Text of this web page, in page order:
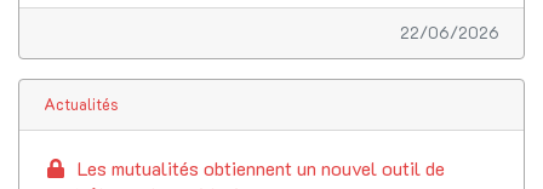
22/06/2026
Actualités
Les mutualités obtiennent un nouvel outil de